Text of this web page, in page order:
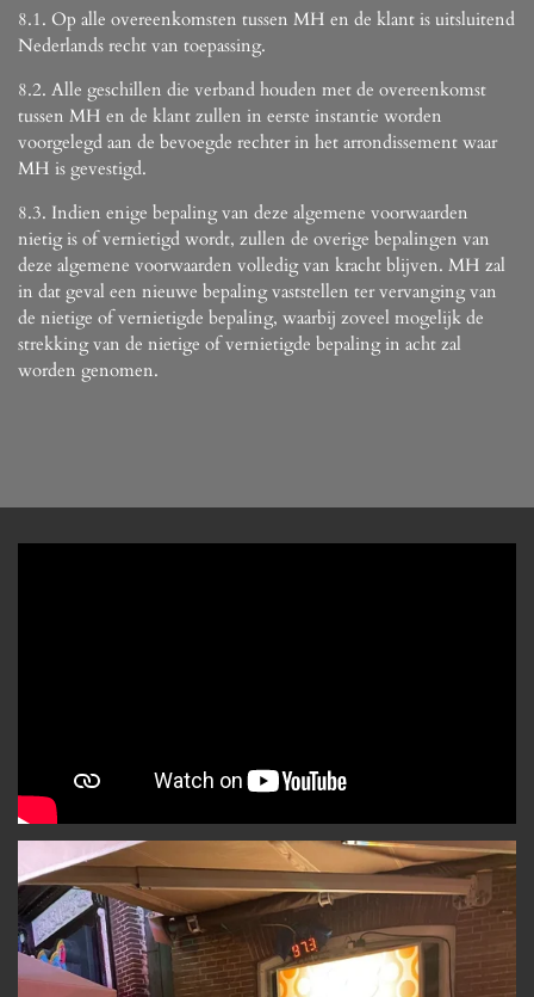
8.1. Op alle overeenkomsten tussen MH en de klant is uitsluitend
Nederlands recht van toepassing.
8.2. Alle geschillen die verband houden met de overeenkomst
tussen MH en de klant zullen in eerste instantie worden
voorgelegd aan de bevoegde rechter in het arrondissement waar
MH is gevestigd.
8.3. Indien enige bepaling van deze algemene voorwaarden
nietig is of vernietigd wordt, zullen de overige bepalingen van
deze algemene voorwaarden volledig van kracht blijven. MH zal
in dat geval een nieuwe bepaling vaststellen ter vervanging van
de nietige of vernietigde bepaling, waarbij zoveel mogelijk de
strekking van de nietige of vernietigde bepaling in acht zal
worden genomen.